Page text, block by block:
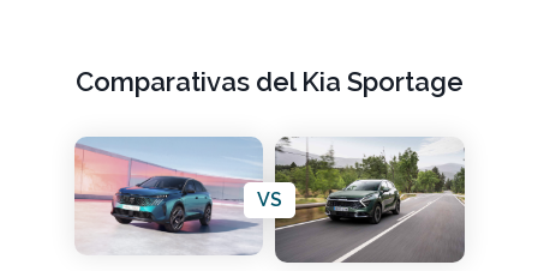
Comparativas del Kia Sportage
VS